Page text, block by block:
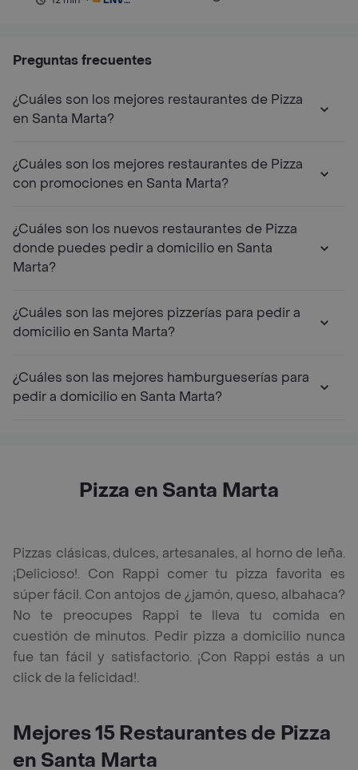
Preguntas frecuentes
¿Cuáles son los mejores restaurantes de Pizza
en Santa Marta?
¿Cuáles son los mejores restaurantes de Pizza
con promociones en Santa Marta?
¿Cuáles son los nuevos restaurantes de Pizza
donde puedes pedir a domicilio en Santa
Marta?
¿Cuáles son las mejores pizzerías para pedir a
domicilio en Santa Marta?
¿Cuáles son las mejores hamburgueserías para
pedir a domicilio en Santa Marta?
Pizza en Santa Marta
Pizzas clásicas, dulces, artesanales, al horno de leña.
¡Delicioso!. Con Rappi comer tu pizza favorita es
súper fácil. Con antojos de ¿jamón, queso, albahaca?
No te preocupes Rappi te lleva tu comida en
cuestión de minutos. Pedir pizza a domicilio nunca
fue tan fácil y satisfactorio. ¡Con Rappi estás a un
click de la felicidad!.
Mejores 15 Restaurantes de Pizza
en Santa Marta